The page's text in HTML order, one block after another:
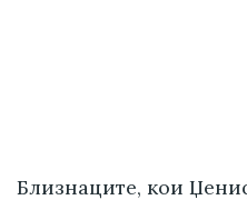
Близнаците, кои